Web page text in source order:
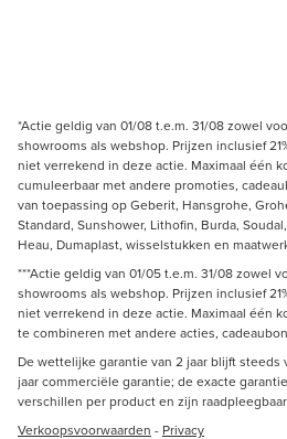
*Actie geldig van 01/08 t.e.m. 31/08 zowel
showrooms als webshop. Prijzen inclusief
niet verrekend in deze actie. Maximaal één
cumuleerbaar met andere promoties,
van toepassing op Geberit, Hansgrohe,
Standard, Sunshower, Lithofin, Burda,
Heau, Dumaplast, wisselstukken en
***Actie geldig van 01/05 t.e.m. 31/08 zowel
showrooms als webshop. Prijzen inclusief
niet verrekend in deze actie. Maximaal één
te combineren met andere acties,
De wettelijke garantie van 2 jaar blijft steeds
jaar commerciële garantie; de exacte
verschillen per product en zijn
Verkoopsvoorwaarden - Privacy